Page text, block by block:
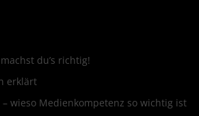
du’s richtig!
erklärt
wieso Medienkompetenz so wichtig ist